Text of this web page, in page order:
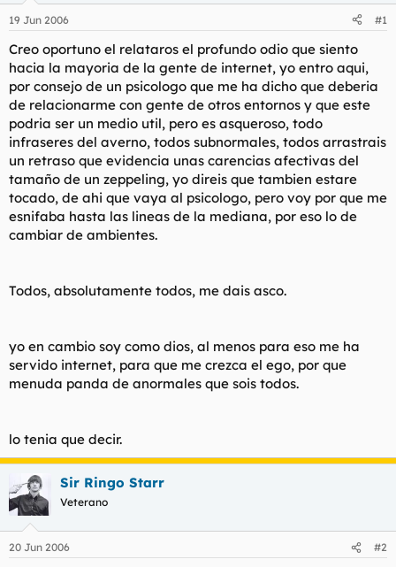
d
o
d
e
l
t
e
m
a
e
i
c
i
o
19 Jun 2006 #1
Creo oportuno el relataros el profundo odio que siento
hacia la mayoria de la gente de internet, yo entro aqui,
por consejo de un psicologo que me ha dicho que deberia
de relacionarme con gente de otros entornos y que este
podria ser un medio util, pero es asqueroso, todo
infraseres del averno, todos subnormales, todos arrastrais
un retraso que evidencia unas carencias afectivas del
tamaño de un zeppeling, yo direis que tambien estare
tocado, de ahi que vaya al psicologo, pero voy por que me
esnifaba hasta las lineas de la mediana, por eso lo de
cambiar de ambientes.
Todos, absolutamente todos, me dais asco.
yo en cambio soy como dios, al menos para eso me ha
servido internet, para que me crezca el ego, por que
menuda panda de anormales que sois todos.
lo tenia que decir.
Sir Ringo Starr
Veterano
20 Jun 2006 #2